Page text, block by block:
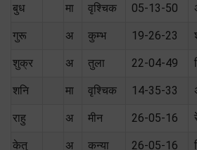
बुध मा वृश्चिक 05-13-50
गुरू अ कुम्भ 19-26-23
शुक्र अ तुला 22-04-49
शनि मा वृश्चिक 14-35-33
राहु अ मीन 26-05-16
केतु अ कन्या 26-05-16